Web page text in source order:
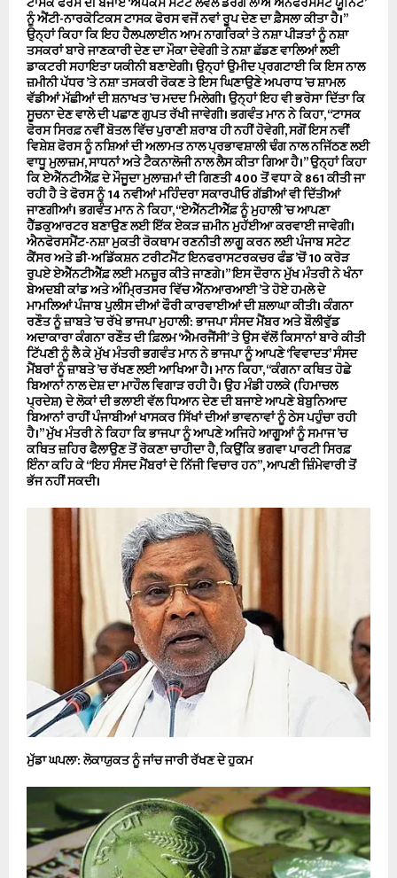
ਨੂੰ ਐਂਟੀ-ਨਾਰਕੋਟਿਕਸ ਟਾਸਕ ਫੋਰਸ ਵਜੋਂ ਨਵਾਂ ਰੂਪ ਦੇਣ ਦਾ ਫ਼ੈਸਲਾ ਕੀਤਾ ਹੈ।’’
ਉਨ੍ਹਾਂ ਕਿਹਾ ਕਿ ਇਹ ਹੈਲਪਲਾਈਨ ਆਮ ਨਾਗਰਿਕਾਂ ਤੇ ਨਸ਼ਾ ਪੀੜਤਾਂ ਨੂੰ ਨਸ਼ਾ
ਤਸਕਰਾਂ ਬਾਰੇ ਜਾਣਕਾਰੀ ਦੇਣ ਦਾ ਮੌਕਾ ਦੇਵੇਗੀ ਤੇ ਨਸ਼ਾ ਛੱਡਣ ਵਾਲਿਆਂ ਲਈ
ਡਾਕਟਰੀ ਸਹਾਇਤਾ ਯਕੀਨੀ ਬਣਾਏਗੀ। ਉਨ੍ਹਾਂ ਉਮੀਦ ਪ੍ਰਗਟਾਈ ਕਿ ਇਸ ਨਾਲ
ਜ਼ਮੀਨੀ ਪੱਧਰ ’ਤੇ ਨਸ਼ਾ ਤਸਕਰੀ ਰੋਕਣ ਤੇ ਇਸ ਘਿਣਾਉਣੇ ਅਪਰਾਧ ’ਚ ਸ਼ਾਮਲ
ਵੱਡੀਆਂ ਮੱਛੀਆਂ ਦੀ ਸ਼ਨਾਖਤ ’ਚ ਮਦਦ ਮਿਲੇਗੀ। ਉਨ੍ਹਾਂ ਇਹ ਵੀ ਭਰੋਸਾ ਦਿੱਤਾ ਕਿ
ਸੂਚਨਾ ਦੇਣ ਵਾਲੇ ਦੀ ਪਛਾਣ ਗੁਪਤ ਰੱਖੀ ਜਾਵੇਗੀ। ਭਗਵੰਤ ਮਾਨ ਨੇ ਕਿਹਾ, ‘‘ਟਾਸਕ
ਫੋਰਸ ਸਿਰਫ਼ ਨਵੀਂ ਬੋਤਲ ਵਿੱਚ ਪੁਰਾਣੀ ਸ਼ਰਾਬ ਹੀ ਨਹੀਂ ਹੋਵੇਗੀ, ਸਗੋਂ ਇਸ ਨਵੀਂ
ਵਿਸ਼ੇਸ਼ ਫੋਰਸ ਨੂੰ ਨਸ਼ਿਆਂ ਦੀ ਅਲਾਮਤ ਨਾਲ ਪ੍ਰਭਾਵਸ਼ਾਲੀ ਢੰਗ ਨਾਲ ਨਜਿੱਠਣ ਲਈ
ਵਾਧੂ ਮੁਲਾਜ਼ਮ, ਸਾਧਨਾਂ ਅਤੇ ਟੈਕਨਾਲੋਜੀ ਨਾਲ ਲੈਸ ਕੀਤਾ ਗਿਆ ਹੈ।’’ ਉਨ੍ਹਾਂ ਕਿਹਾ
ਕਿ ਏਐੱਨਟੀਐੱਫ਼ ਦੇ ਮੌਜੂਦਾ ਮੁਲਾਜ਼ਮਾਂ ਦੀ ਗਿਣਤੀ 400 ਤੋਂ ਵਧਾ ਕੇ 861 ਕੀਤੀ ਜਾ
ਰਹੀ ਹੈ ਤੇ ਫੋਰਸ ਨੂੰ 14 ਨਵੀਆਂ ਮਹਿੰਦਰਾ ਸਕਾਰਪੀਓ ਗੱਡੀਆਂ ਵੀ ਦਿੱਤੀਆਂ
ਜਾਣਗੀਆਂ। ਭਗਵੰਤ ਮਾਨ ਨੇ ਕਿਹਾ, ‘‘ਏਐੱਨਟੀਐੱਫ਼ ਨੂੰ ਮੁਹਾਲੀ ’ਚ ਆਪਣਾ
ਹੈੱਡਕੁਆਰਟਰ ਬਣਾਉਣ ਲਈ ਇੱਕ ਏਕੜ ਜ਼ਮੀਨ ਮੁਹੱਈਆ ਕਰਵਾਈ ਜਾਵੇਗੀ।
ਐਨਫੋਰਸਮੈਂਟ-ਨਸ਼ਾ ਮੁਕਤੀ ਰੋਕਥਾਮ ਰਣਨੀਤੀ ਲਾਗੂ ਕਰਨ ਲਈ ਪੰਜਾਬ ਸਟੇਟ
ਕੈਂਸਰ ਅਤੇ ਡੀ-ਅਡਿੱਕਸ਼ਨ ਟਰੀਟਮੈਂਟ ਇਨਫਰਾਸਟਰਕਚਰ ਫੰਡ ’ਚੋਂ 10 ਕਰੋੜ
ਰੁਪਏ ਏਐੱਨਟੀਐੱਫ਼ ਲਈ ਮਨਜ਼ੂਰ ਕੀਤੇ ਜਾਣਗੇ।’’ ਇਸ ਦੌਰਾਨ ਮੁੱਖ ਮੰਤਰੀ ਨੇ ਖੰਨਾ
ਬੇਅਦਬੀ ਕਾਂਡ ਅਤੇ ਅੰਮ੍ਰਿਤਸਰ ਵਿੱਚ ਐੱਨਆਰਆਈ ’ਤੇ ਹੋਏ ਹਮਲੇ ਦੇ
ਮਾਮਲਿਆਂ ਪੰਜਾਬ ਪੁਲੀਸ ਦੀਆਂ ਫੌਰੀ ਕਾਰਵਾਈਆਂ ਦੀ ਸ਼ਲਾਘਾ ਕੀਤੀ। ਕੰਗਨਾ
ਰਣੌਤ ਨੂੰ ਜ਼ਾਬਤੇ ’ਚ ਰੱਖੇ ਭਾਜਪਾ ਮੁਹਾਲੀ: ਭਾਜਪਾ ਸੰਸਦ ਮੈਂਬਰ ਅਤੇ ਬੌਲੀਵੁੱਡ
ਅਦਾਕਾਰਾ ਕੰਗਨਾ ਰਣੌਤ ਦੀ ਫ਼ਿਲਮ ‘ਐਮਰਜੈਂਸੀ’ ਤੇ ਉਸ ਵੱਲੋਂ ਕਿਸਾਨਾਂ ਬਾਰੇ ਕੀਤੀ
ਟਿੱਪਣੀ ਨੂੰ ਲੈ ਕੇ ਮੁੱਖ ਮੰਤਰੀ ਭਗਵੰਤ ਮਾਨ ਨੇ ਭਾਜਪਾ ਨੂੰ ਆਪਣੇ ‘ਵਿਵਾਦਤ’ ਸੰਸਦ
ਮੈਂਬਰਾਂ ਨੂੰ ਜ਼ਾਬਤੇ ’ਚ ਰੱਖਣ ਲਈ ਆਖਿਆ ਹੈ। ਮਾਨ ਕਿਹਾ, ‘‘ਕੰਗਨਾ ਕਥਿਤ ਹੋਛੇ
ਬਿਆਨਾਂ ਨਾਲ ਦੇਸ਼ ਦਾ ਮਾਹੌਲ ਵਿਗਾੜ ਰਹੀ ਹੈ। ਉਹ ਮੰਡੀ ਹਲਕੇ (ਹਿਮਾਚਲ
ਪ੍ਰਦੇਸ਼) ਦੇ ਲੋਕਾਂ ਦੀ ਭਲਾਈ ਵੱਲ ਧਿਆਨ ਦੇਣ ਦੀ ਬਜਾਏ ਆਪਣੇ ਬੇਬੁਨਿਆਦ
ਬਿਆਨਾਂ ਰਾਹੀਂ ਪੰਜਾਬੀਆਂ ਖਾਸਕਰ ਸਿੱਖਾਂ ਦੀਆਂ ਭਾਵਨਾਵਾਂ ਨੂੰ ਠੇਸ ਪਹੁੰਚਾ ਰਹੀ
ਹੈ।’’ ਮੁੱਖ ਮੰਤਰੀ ਨੇ ਕਿਹਾ ਕਿ ਭਾਜਪਾ ਨੂੰ ਆਪਣੇ ਅਜਿਹੇ ਆਗੂਆਂ ਨੂੰ ਸਮਾਜ ’ਚ
ਕਥਿਤ ਜ਼ਹਿਰ ਫੈਲਾਉਣ ਤੋਂ ਰੋਕਣਾ ਚਾਹੀਦਾ ਹੈ, ਕਿਉਂਕਿ ਭਗਵਾ ਪਾਰਟੀ ਸਿਰਫ਼
ਇੰਨਾ ਕਹਿ ਕੇ ‘‘ਇਹ ਸੰਸਦ ਮੈਂਬਰਾਂ ਦੇ ਨਿੱਜੀ ਵਿਚਾਰ ਹਨ’’, ਆਪਣੀ ਜ਼ਿੰਮੇਵਾਰੀ ਤੋਂ
ਭੱਜ ਨਹੀਂ ਸਕਦੀ।
ਮੁੱਡਾ ਘਪਲਾ: ਲੋਕਾਯੁਕਤ ਨੂੰ ਜਾਂਚ ਜਾਰੀ ਰੱਖਣ ਦੇ ਹੁਕਮ